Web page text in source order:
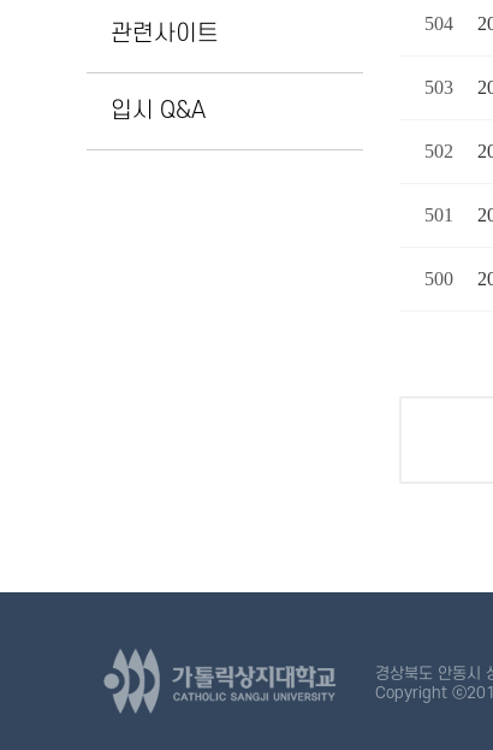
관련사이트
입시 Q&A
504
503
502
501
500
경상북도 안동시
Copyright